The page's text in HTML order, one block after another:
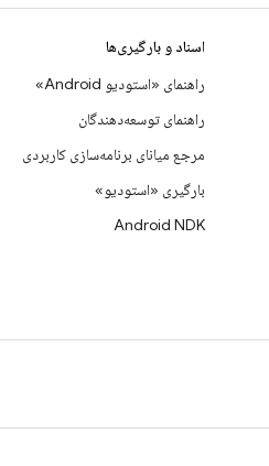
اسناد و بارگیری‌ها
راهنمای «استودیو Android»
راهنمای توسعه‌دهندگان
مرجع میانای برنامه‌سازی کاربردی
بارگیری «استودیو»
Android NDK